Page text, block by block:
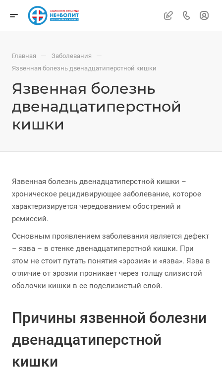
Главная — Заболевания —
Язвенная болезнь двенадцатиперстной кишки
Язвенная болезнь
двенадцатиперстной
кишки
Язвенная болезнь двенадцатиперстной кишки –
хроническое рецидивирующее заболевание, которое
характеризируется чередованием обострений и
ремиссий.
Основным проявлением заболевания является дефект
– язва – в стенке двенадцатиперстной кишки. При
этом не стоит путать понятия «эрозия» и «язва». Язва в
отличие от эрозии проникает через толщу слизистой
оболочки кишки в ее подслизистый слой.
Причины язвенной болезни
двенадцатиперстной
кишки